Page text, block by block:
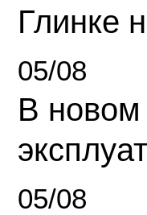
Глинке
05/08
В новом
05/08